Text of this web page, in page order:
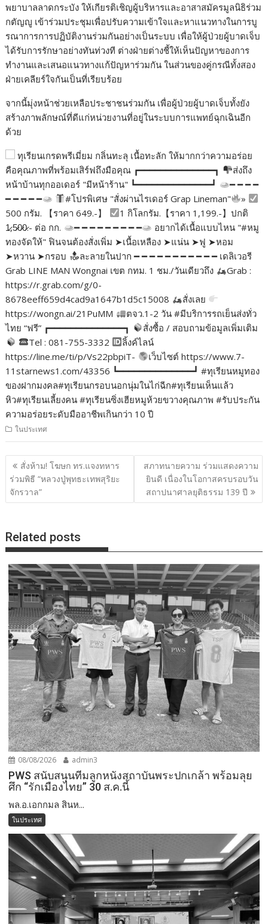
พยาบาลลาดกระบัง ให้เกียรติเชิญผู้บริหารและอาสาสมัครมูลนิธิร่วม
กตัญญู เข้าร่วมประชุมเพื่อปรับความเข้าใจและหาแนวทางในการบู
รณาการการปฏิบัติงานร่วมกันอย่างเป็นระบบ เพื่อให้ผู้ป่วยผู้บาดเจ็บ
ได้รับการรักษาอย่างทันท่วงที ต่างฝ่ายต่างชี้ให้เห็นปัญหาของการ
ทำงานและเสนอแนวทางแก้ปัญหาร่วมกัน ในส่วนของคู่กรณีทั้งสอง
ฝ่ายเคลียร์ใจกันเป็นที่เรียบร้อย
จากนี้มุ่งหน้าช่วยเหลือประชาชนร่วมกัน เพื่อผู้ป่วยผู้บาดเจ็บทั้งยัง
สร้างภาพลักษณ์ที่ดีแก่หน่วยงานที่อยู่ในระบบการแพทย์ฉุกเฉินอีก
ด้วย
ทุเรียนเกรดพรีเมี่ยม กลิ่นทะลุ เนื้อทะลัก ให้มากกว่าความอร่อย
คือคุณภาพที่พร้อมเสิร์ฟถึงมือคุณ ┏━━━━━━━━━━━━━━┓
ส่งถึง
หน้าบ้านทุกออเดอร์ "มีหน้าร้าน" ┗━━━━━━━━━━━━━━┛
━ ━ ━ ━
━ ━ ━ ━ ━
#โปรพิเศษ "สั่งผ่านไรเดอร์ Grap Lineman"
»
500 กรัม. 【ราคา 649.-】
1 กิโลกรัม.【ราคา 1,199.-】ปกติ
1̷,5̷0̷0̷.- ต่อ กก.
━ ━ ━ ━ ━ ━ ━ ━ ━
อยากได้เนื้อแบบไหน "#หมู
ทองจัดให้" ฟินจนต้องสั่งเพิ่ม ➤เนื้อเหลือง ➤แน่น ➤ฟู ➤หอม
➤หวาน ➤กรอบ
ละลายในปาก ━ ━ ━ ━ ━ ━ ━ ━ ━ ━ ━ เดลิเวอรี
Grab LINE MAN Wongnai เขต กทม. 1 ชม./วันเดียวถึง
Grab :
https://r.grab.com/g/0-
8678eeff659d4cad9a1647b1d5c15008
สั่งเลย
https://wongn.ai/21PuMM
ตจว.1-2 วัน #มีบริการรถเย็นส่งทั่ว
ไทย “ฟรี” ┏━━━━━━━━━━━━━━┓
สั่งซื้อ / สอบถามข้อมูลเพิ่มเติม
Tel : 081-755-3332
ลิ้งค์ไลน์
https://line.me/ti/p/Vs22pbpiT-
เว็บไซต์ https://www.7-
11starnews1.com/43356 ┗━━━━━━━━━━━━━━┛ #ทุเรียนหมูทอง
ของฝากมงคล#ทุเรียนกรอบนอกนุ่มในไก่ฉีก#ทุเรียนเห็นแล้ว
หิว#ทุเรียนเลี้ยงคน #ทุเรียนซิ่งเฮียหมูห้วยขวางคุณภาพ #รับประกัน
ความอร่อยระดับมืออาชีพเกินกว่า 10 ปี
ในประเทศ
แนะแนว
เรื่อง
สั่งห้าม! โฆษก ทร.แจงทหาร
ร่วมพิธี “หลวงปู่พุทธะเทพสุริยะ
จักรวาล”
สภาทนายความ ร่วมแสดงความ
ยินดี เนื่องในโอกาสครบรอบวัน
สถาปนาศาลยุติธรรม 139 ปี
Related posts
08/08/2026 admin3
PWS สนับสนุนทีมลูกหนังสถาบันพระปกเกล้า พร้อมลุย
ศึก “รักเมืองไทย” 30 ส.ค.นี้
พล.อ.เอกกมล สินห...
ในประเทศ